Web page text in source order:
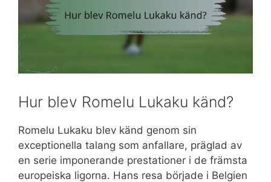
Hur blev Romelu Lukaku känd?
Romelu Lukaku blev känd genom sin
exceptionella talang som anfallare, präglad av
en serie imponerande prestationer i de främsta
europeiska ligorna. Hans resa började i Belgien